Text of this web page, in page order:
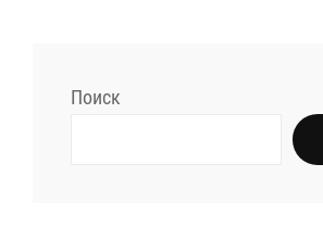
Поиск